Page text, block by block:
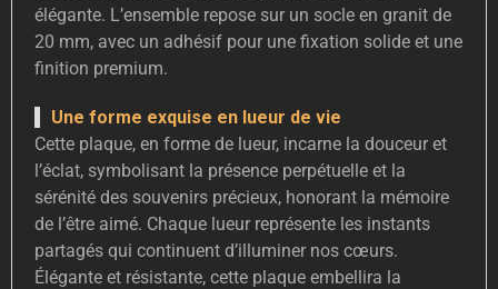
élégante. L’ensemble repose sur un socle en granit de
20 mm, avec un adhésif pour une fixation solide et une
finition premium.
Une forme exquise en lueur de vie
Cette plaque, en forme de lueur, incarne la douceur et
l’éclat, symbolisant la présence perpétuelle et la
sérénité des souvenirs précieux, honorant la mémoire
de l’être aimé. Chaque lueur représente les instants
partagés qui continuent d’illuminer nos cœurs.
Élégante et résistante, cette plaque embellira la